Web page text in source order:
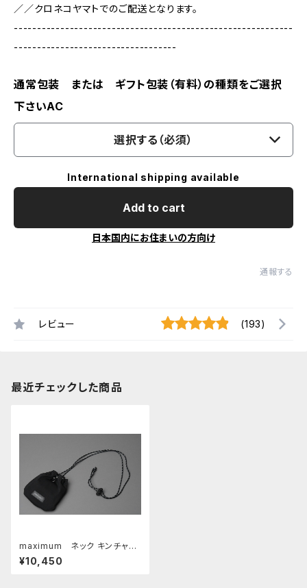
／／クロネコヤマトでのご配送となります。
------------------------------------------------------------
-----------------------------------
通常包装 または ギフト包装（有料）の種類をご選択
下さいAC
選択する（必須）
International shipping available
Add to cart
日本国内にお住まいの方向け
通報する
レビュー (193)
最近チェックした商品
maximum ネック キンチャ
ク □ブラック・ブラック□
¥10,450